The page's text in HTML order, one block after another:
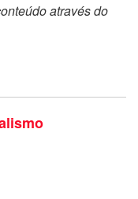
através do